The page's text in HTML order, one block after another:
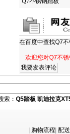
在百度中查找Q7
欢迎您对Q7不
索： Q5踏板 凯迪拉克
购物流程 配